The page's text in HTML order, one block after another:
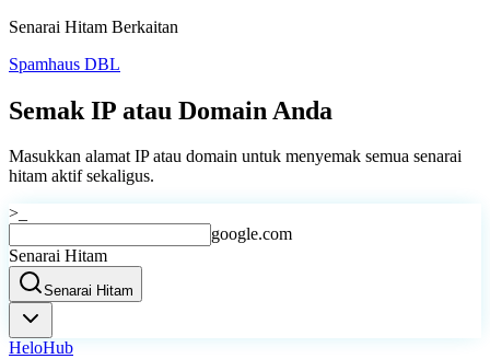
Senarai Hitam Berkaitan
Spamhaus DBL
Semak IP atau Domain Anda
Masukkan alamat IP atau domain untuk menyemak semua senarai
hitam aktif sekaligus.
>_
google.com
Senarai Hitam
Senarai Hitam
HeloHub